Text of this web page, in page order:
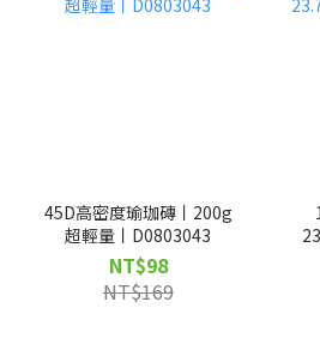
45D高密度瑜珈磚丨200g
超輕量丨D0803043
NT$98
NT$169